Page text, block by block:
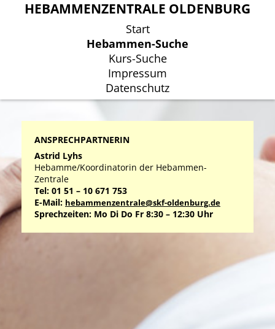
HEBAMMENZENTRALE OLDENBURG
Start
Hebammen-Suche
Kurs-Suche
Impressum
Datenschutz
HEBAMMENZENTRALE OLDENBURG
Start
Hebammen-Suche
Kurs-Suche
Impressum
Datenschutz
ANSPRECHPARTNERIN
Astrid Lyhs
Hebamme/Koordinatorin der Hebammen-
Zentrale
Tel: 01 51 – 10 671 753
E-Mail: hebammenzentrale@skf-oldenburg.de
Sprechzeiten: Mo Di Do Fr 8:30 – 12:30 Uhr